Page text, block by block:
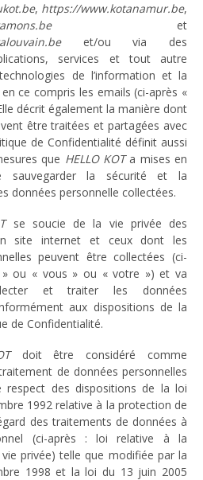
, https://www.kotanamur.be,
et
et/ou via des
services et tout autre
de l’information et la
ce compris les emails (ci-après «
décrit également la manière dont
être traitées et partagées avec
de Confidentialité définit aussi
que HELLO KOTa mises en
la sécurité et la
données personnelle collectées.
se soucie de la vie privée des
site internet et ceux dont les
peuvent être collectées (ci-
» ou « vous » ou « votre ») et va
et traiter les données
aux dispositions de la
de Confidentialité.
doit être considéré comme
de données personnelles
respect des dispositions de la loi
1992 relative à la protection de
des traitements de données à
(ci-après : loi relative à la
privée) telle que modifiée par la
1998 et la loi du 13 juin 2005